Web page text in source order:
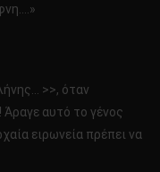
>>, όταν
Άραγε αυτό το γένος
ειρωνεία πρέπει να